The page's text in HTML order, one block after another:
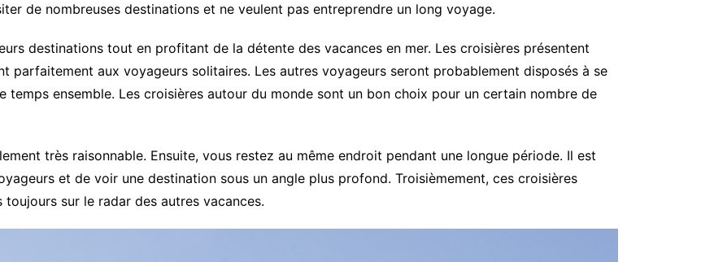
de nombreuses destinations et ne veulent pas entreprendre un long voyage.
destinations tout en profitant de la détente des vacances en mer. Les croisières présentent
parfaitement aux voyageurs solitaires. Les autres voyageurs seront probablement disposés à se
temps ensemble. Les croisières autour du monde sont un bon choix pour un certain nombre de
très raisonnable. Ensuite, vous restez au même endroit pendant une longue période. Il est
et de voir une destination sous un angle plus profond. Troisièmement, ces croisières
sur le radar des autres vacances.